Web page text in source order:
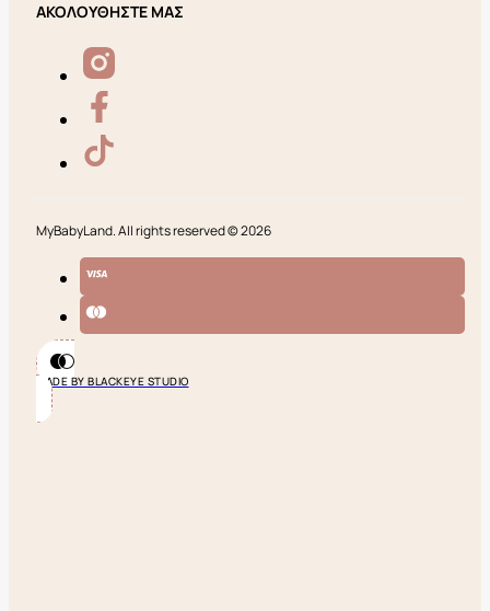
ΑΚΟΛΟΥΘΗΣΤΕ ΜΑΣ
MyBabyLand. All rights reserved © 2026
MADE BY BLACKEYE STUDIO